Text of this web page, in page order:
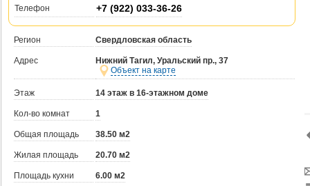
Телефон +7 (922) 033-36-26
Регион Свердловская область
Адрес
Нижний Тагил, Уральский пр., 37
Объект на карте
Этаж 14 этаж в 16-этажном доме
Кол-во комнат 1
Общая площадь 38.50 м2
Жилая площадь 20.70 м2
Площадь кухни 6.00 м2